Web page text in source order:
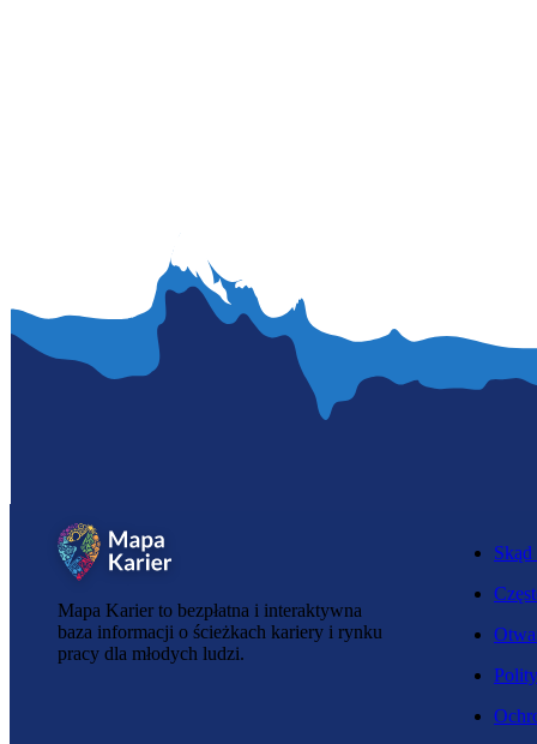
Mapa Karier to bezpłatna i interaktywna
baza informacji o ścieżkach kariery i rynku
pracy dla młodych ludzi.